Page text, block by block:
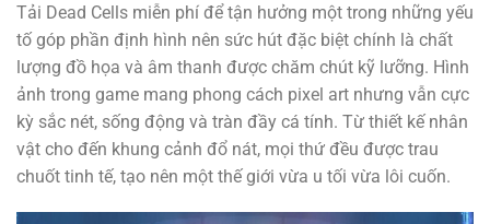
Tải Dead Cells miễn phí để tận hưởng một trong những yếu
tố góp phần định hình nên sức hút đặc biệt chính là chất
lượng đồ họa và âm thanh được chăm chút kỹ lưỡng. Hình
ảnh trong game mang phong cách pixel art nhưng vẫn cực
kỳ sắc nét, sống động và tràn đầy cá tính. Từ thiết kế nhân
vật cho đến khung cảnh đổ nát, mọi thứ đều được trau
chuốt tinh tế, tạo nên một thế giới vừa u tối vừa lôi cuốn.